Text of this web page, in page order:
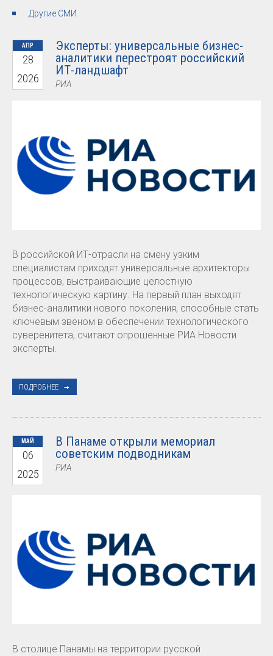
Другие СМИ
АПР
28
2026
Эксперты: универсальные бизнес-
аналитики перестроят российский
ИТ-ландшафт
РИА
В российской ИТ-отрасли на смену узким
специалистам приходят универсальные архитекторы
процессов, выстраивающие целостную
технологическую картину. На первый план выходят
бизнес-аналитики нового поколения, способные стать
ключевым звеном в обеспечении технологического
суверенитета, считают опрошенные РИА Новости
эксперты.
ПОДРОБНЕЕ
МАЙ
06
2025
В Панаме открыли мемориал
советским подводникам
РИА
В столице Панамы на территории русской